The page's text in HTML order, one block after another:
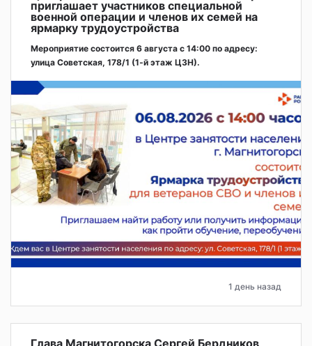
приглашает участников специальной
военной операции и членов их семей на
ярмарку трудоустройства
Мероприятие состоится 6 августа с 14:00 по адресу:
улица Советская, 178/1 (1‑й этаж ЦЗН).
1 день назад
Глава Магнитогорска Сергей Бердников